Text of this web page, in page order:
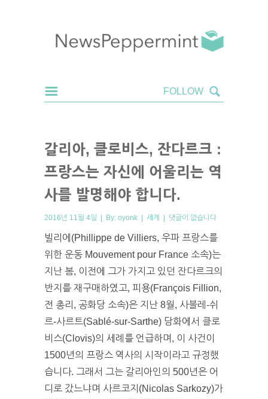
갈리아, 클로비스, 잔다르크 :
프랑스는 자신에 어울리는 역
사를 발명해야 합니다.
2016년 11월 4일 | By: oyonk | 세계 | 댓글이 없습니다
빌리에(Phillippe de Villiers, 우파 프랑스를
위한 운동 Mouvement pour France 소속)는
지난 봄, 이전에 그가 가지고 있던 잔다르크의
반지를 재구매하였고, 피용(François Fillion,
전 총리, 공화당 소속)은 지난 8월, 사블레-쉬
르-사르트(Sablé-sur-Sarthe) 담화에서 클로
비스(Clovis)의 세례를 언급하며, 이 사건이
1500년의 프랑스 역사의 시작이라고 규정했
습니다. 그래서 그는 갈리아인의 500년은 어
디로 갔느냐며 사르코지(Nicolas Sarkozy)가